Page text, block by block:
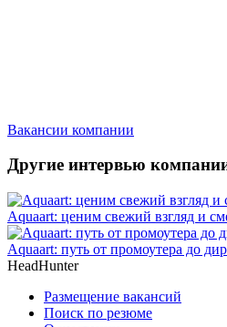
Вакансии компании
Другие интервью
Aquaart: ценим свежий взгляд и
Aquaart: путь от промоутера до
HeadHunter
Размещение вакансий
Поиск по резюме